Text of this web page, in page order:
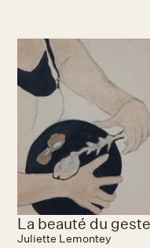
La beauté du geste
Juliette Lemontey